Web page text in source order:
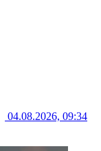
04.08.2026, 09:34